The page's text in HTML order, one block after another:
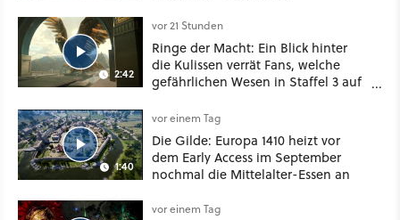
2:42
vor 21 Stunden
Ringe der Macht: Ein Blick hinter
die Kulissen verrät Fans, welche
gefährlichen Wesen in Staffel 3 auf
1:40
vor einem Tag
Die Gilde: Europa 1410 heizt vor
dem Early Access im September
nochmal die Mittelalter-Essen an
vor einem Tag